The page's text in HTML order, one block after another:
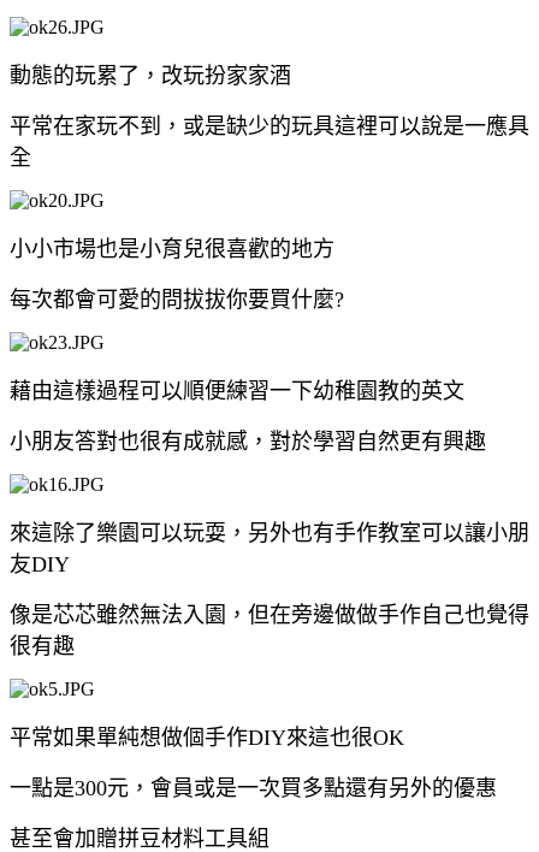
動態的玩累了，改玩扮家家酒
平常在家玩不到，或是缺少的玩具這裡可以說是一應具
全
小小市場也是小育兒很喜歡的地方
每次都會可愛的問拔拔你要買什麼?
藉由這樣過程可以順便練習一下幼稚園教的英文
小朋友答對也很有成就感，對於學習自然更有興趣
來這除了樂園可以玩耍，另外也有手作教室可以讓小朋
友DIY
像是芯芯雖然無法入園，但在旁邊做做手作自己也覺得
很有趣
平常如果單純想做個手作DIY來這也很OK
一點是300元，會員或是一次買多點還有另外的優惠
甚至會加贈拼豆材料工具組